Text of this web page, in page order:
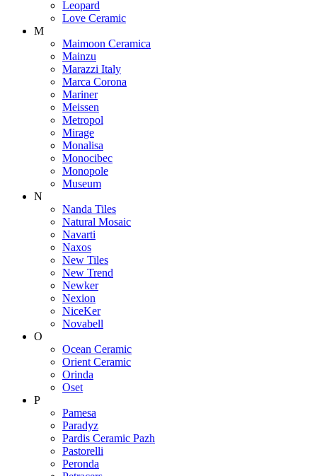
Leopard
Love Ceramic
M
Maimoon Ceramica
Mainzu
Marazzi Italy
Marca Corona
Mariner
Meissen
Metropol
Mirage
Monalisa
Monocibec
Monopole
Museum
N
Nanda Tiles
Natural Mosaic
Navarti
Naxos
New Tiles
New Trend
Newker
Nexion
NiceKer
Novabell
O
Ocean Ceramic
Orient Ceramic
Orinda
Oset
P
Pamesa
Paradyz
Pardis Ceramic Pazh
Pastorelli
Peronda